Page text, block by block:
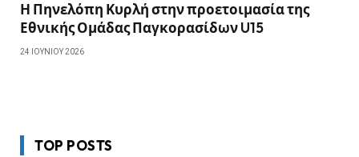
Η Πηνελόπη Κυρλή στην προετοιμασία της
Εθνικής Ομάδας Παγκορασίδων U15
24 ΙΟΥΝΊΟΥ 2026
TOP POSTS